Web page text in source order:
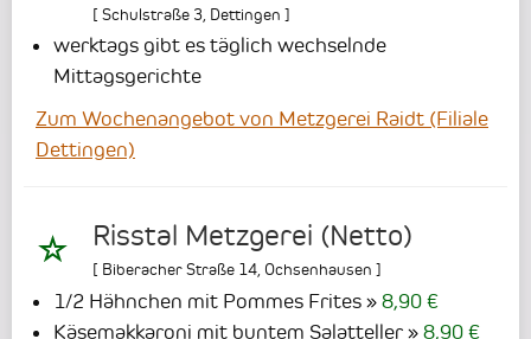
[ Schulstraße 3, Dettingen ]
werktags gibt es täglich wechselnde
Mittagsgerichte
Zum Wochenangebot von Metzgerei Raidt (Filiale
Dettingen)
Risstal Metzgerei (Netto)
[ Biberacher Straße 14 Ochsenhausen ]
1/2 Hähnchen mit Pommes Frites
8,90 €
Käsemakkaroni mit buntem Salatteller
8,90 €